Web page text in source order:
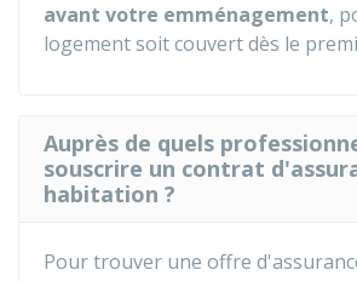
avant votre emménagement,
logement soit couvert dès le
Auprès de quels
souscrire un contrat
habitation ?
Pour trouver une offre